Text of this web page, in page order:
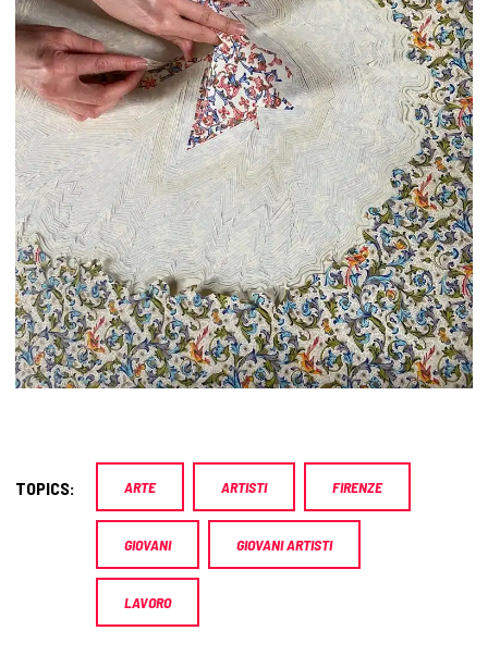
TOPICS: ARTE ARTISTI FIRENZE
GIOVANI GIOVANI ARTISTI
LAVORO